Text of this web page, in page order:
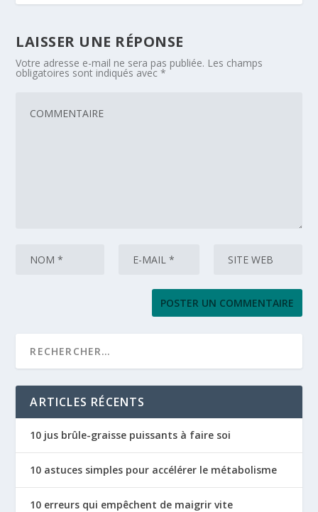
LAISSER UNE RÉPONSE
Votre adresse e-mail ne sera pas publiée. Les champs
obligatoires sont indiqués avec*
ARTICLES RÉCENTS
10 jus brûle-graisse puissants à faire soi
10 astuces simples pour accélérer le métabolisme
10 erreurs qui empêchent de maigrir vite